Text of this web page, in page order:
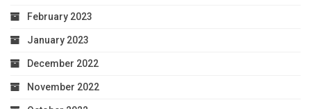
February 2023
January 2023
December 2022
November 2022